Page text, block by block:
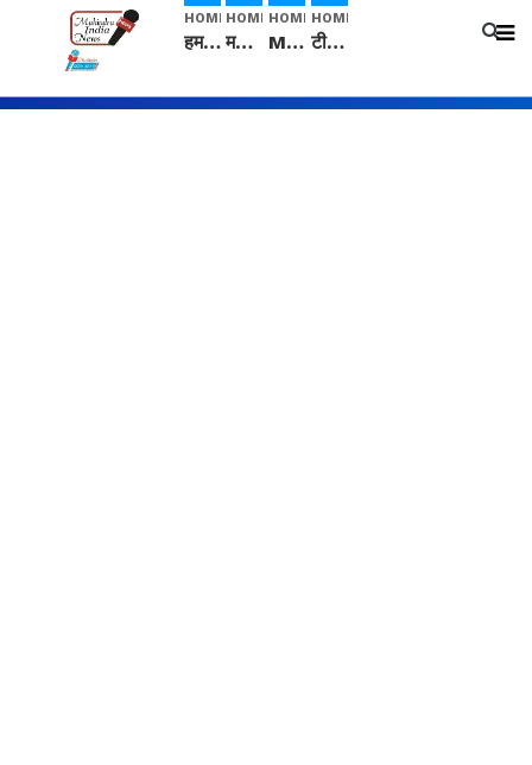
HOME
हम सनातनी..." सांसद kangana Ranaut से क्या बोली लड़की? Viral Jantar-Mantar | CJP protest
HOME
मनीषा हत्याकांड: हत्या, आत्महत्या या कोई बड़ा राज? | Full Story | Josh Haryana
HOME
Mangalsutra: हिंदू धर्म में शादी के बाद मंगलसूत्र क्यों पहनती है महिलाएं, किसने शुरु की ये परंपरा
HOME
टीम बीकेई ने एग्रीकल्चर ग्रेड की यूरिया खाद गट्टों में बदलकर टेक्निकल ग्रेड में बेचने वालों पर करवाई कार्रवाई: लखविंदर सिंह औलख